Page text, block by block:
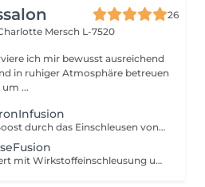
26
Mersch L-7520
ich mir bewusst ausreichend
in ruhiger Atmosphäre betreuen
...
Intensiver Feuchtigkeits-Boost durch das Einschleusen von Hyaluronsäure mittels NIederschall. Für pralle, durchfeuchtete Haut.
Gewebsmassage kombiniert mit Wirkstoffeinschleusung und abschließender Versiegelung der Haut. Für maximale Pflege und Schutz.